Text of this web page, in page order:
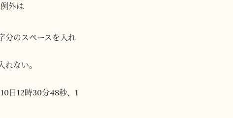
外は
分のスペースを入れ
ない。
日12時30分48秒、1